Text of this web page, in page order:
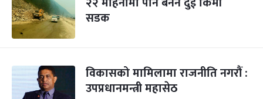
सडक
विकासको मामिलामा राजनीति नगरौं :
उपप्रधानमन्त्री महासेठ